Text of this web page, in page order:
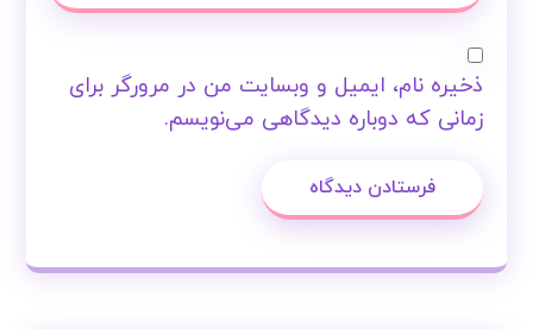
ذخیره نام، ایمیل و وبسایت من در مرورگر برای
زمانی که دوباره دیدگاهی می‌نویسم.
فرستادن دیدگاه